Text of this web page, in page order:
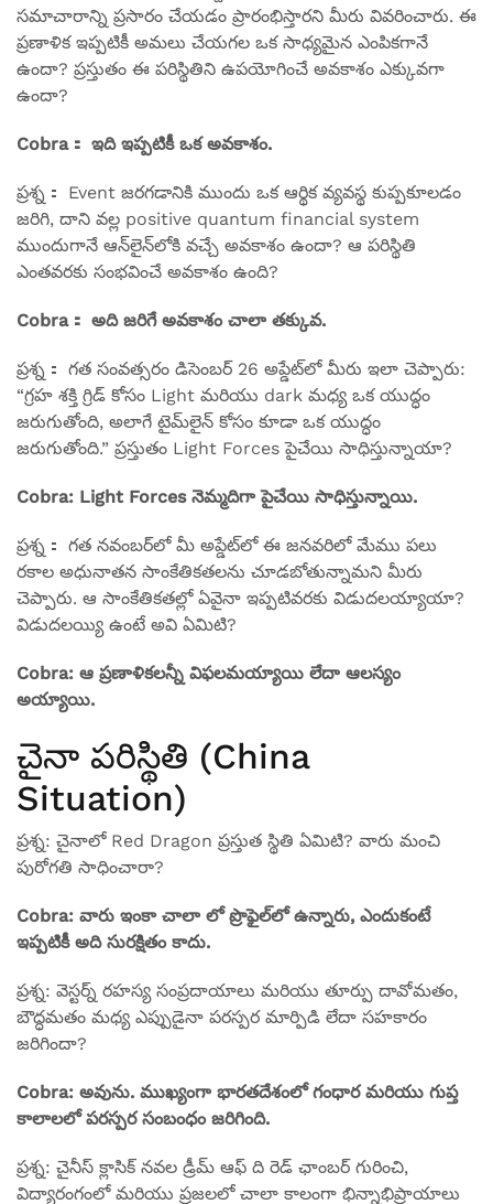
సమాచారాన్ని ప్రసారం చేయడం ప్రారంభిస్తారని మీరు వివరించారు. ఈ
ప్రణాళిక ఇప్పటికీ అమలు చేయగల ఒక సాధ్యమైన ఎంపికగానే
ఉందా? ప్రస్తుతం ఈ పరిస్థితిని ఉపయోగించే అవకాశం ఎక్కువగా
ఉందా?
Cobra： ఇది ఇప్పటికీ ఒక అవకాశం.
ప్రశ్న： Event జరగడానికి ముందు ఒక ఆర్థిక వ్యవస్థ కుప్పకూలడం
జరిగి, దాని వల్ల positive quantum financial system
ముందుగానే ఆన్‌లైన్‌లోకి వచ్చే అవకాశం ఉందా? ఆ పరిస్థితి
ఎంతవరకు సంభవించే అవకాశం ఉంది?
Cobra： అది జరిగే అవకాశం చాలా తక్కువ.
ప్రశ్న： గత సంవత్సరం డిసెంబర్ 26 అప్డేట్‌లో మీరు ఇలా చెప్పారు:
“గ్రహ శక్తి గ్రిడ్ కోసం Light మరియు dark మధ్య ఒక యుద్ధం
జరుగుతోంది, అలాగే టైమ్‌లైన్ కోసం కూడా ఒక యుద్ధం
జరుగుతోంది.” ప్రస్తుతం Light Forces పైచేయి సాధిస్తున్నాయా?
Cobra: Light Forces నెమ్మదిగా పైచేయి సాధిస్తున్నాయి.
ప్రశ్న： గత నవంబర్‌లో మీ అప్డేట్‌లో ఈ జనవరిలో మేము పలు
రకాల అధునాతన సాంకేతికతలను చూడబోతున్నామని మీరు
చెప్పారు. ఆ సాంకేతికతల్లో ఏవైనా ఇప్పటివరకు విడుదలయ్యాయా?
విడుదలయ్యి ఉంటే అవి ఏమిటి?
Cobra: ఆ ప్రణాళికలన్నీ విఫలమయ్యాయి లేదా ఆలస్యం
అయ్యాయి.
చైనా పరిస్థితి (China
Situation)
ప్రశ్న: చైనాలో Red Dragon ప్రస్తుత స్థితి ఏమిటి? వారు మంచి
పురోగతి సాధించారా?
Cobra: వారు ఇంకా చాలా లో ప్రొఫైల్‌లో ఉన్నారు, ఎందుకంటే
ఇప్పటికీ అది సురక్షితం కాదు.
ప్రశ్న: వెస్టర్న్ రహస్య సంప్రదాయాలు మరియు తూర్పు దావోమతం,
బౌద్ధమతం మధ్య ఎప్పుడైనా పరస్పర మార్పిడి లేదా సహకారం
జరిగిందా?
Cobra: అవును. ముఖ్యంగా భారతదేశంలో గంధార మరియు గుప్త
కాలాలలో పరస్పర సంబంధం జరిగింది.
ప్రశ్న: చైనీస్ క్లాసిక్ నవల డ్రీమ్ ఆఫ్ ది రెడ్ ఛాంబర్ గురించి,
విద్యారంగంలో మరియు ప్రజలలో చాలా కాలంగా భిన్నాభిప్రాయాలు